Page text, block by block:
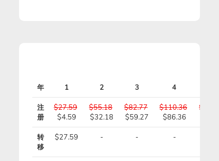
年 1 2 3 4
注
册
$27.59
$4.59
$55.18
$32.18
$82.77
$59.27
$110.36
$86.36
转
移
$27.59 - - -